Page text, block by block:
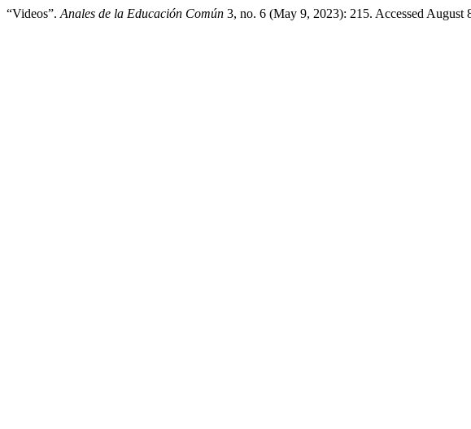
“Videos”. Anales de la Educación Común 3, no. 6 (May 9, 2023): 215. Accessed August